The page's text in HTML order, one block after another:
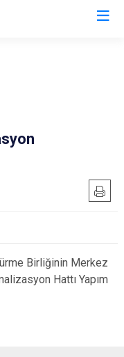
Birliğinin Merkez
Hattı Yapım